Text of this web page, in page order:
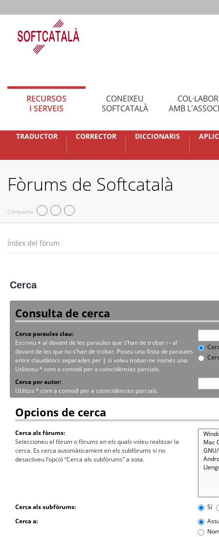
RECURSOS
I SERVEIS
CONEIXEU
SOFTCATALÀ
AMB
TRADUCTOR CORRECTOR DICCIONARIS
Fòrums de Softcatalà
Compartiu
Índex del fòrum
Cerca
Consulta de cerca
Cerca paraules clau:
Escriviu+al davant de les paraules que s’han de trobar i -al
davant de les que no s’han de trobar. Poseu una llista de paraules
entre claudàtors separades per | si voleu trobar-ne només una.
Utilitzeu * com a comodí per a coincidències parcials.
Cerca per autor:
Utilitza * com a comodí per a coinicidències parcials.
Opcions de cerca
Cerca als fòrums:
Seleccioneu el fòrum o fòrums en els quals voleu realitzar la
cerca. Es cerca automàticament en els subfòrums si no
desactiveu l’opció “Cerca als subfòrums” a sota.
Cerca als subfòrums:
Sí
Cerca a: